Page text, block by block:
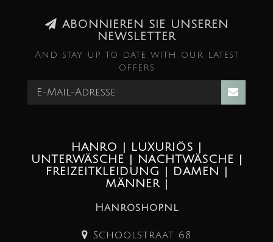
ABONNIEREN SIE UNSEREN
NEWSLETTER
And stay up to date with our latest
offers
HANRO | LUXURIÖS |
UNTERWÄSCHE | NACHTWÄSCHE |
FREIZEITKLEIDUNG | DAMEN |
MÄNNER |
Hanroshop.nl
Schoolstraat 68